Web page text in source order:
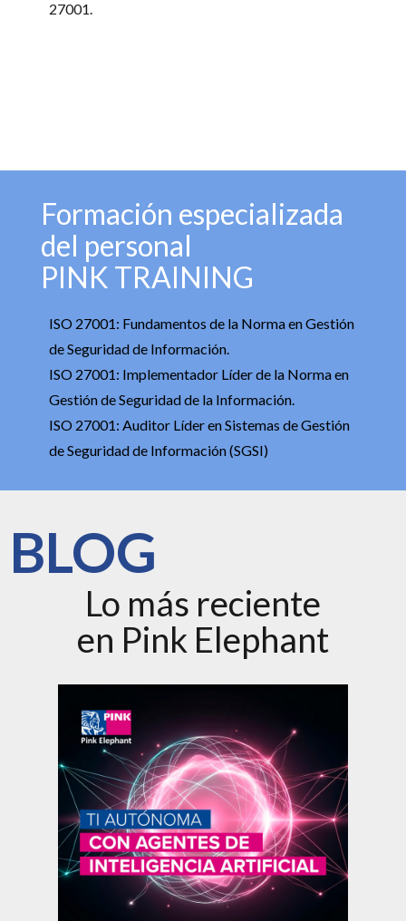
27001.
Formación especializada
del personal
PINK TRAINING
ISO 27001: Fundamentos de la Norma en Gestión
de Seguridad de Información.
ISO 27001: Implementador Líder de la Norma en
Gestión de Seguridad de la Información.
ISO 27001: Auditor Líder en Sistemas de Gestión
de Seguridad de Información (SGSI)
BLOG
Lo más reciente
en Pink Elephant